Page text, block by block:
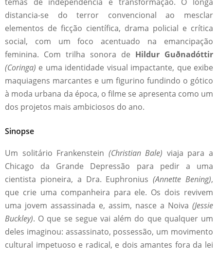
distancia-se do terror convencional ao mesclar
elementos de ficção científica, drama policial e crítica
social, com um foco acentuado na emancipação
feminina. Com trilha sonora de Hildur Guðnadóttir
(Coringa) e uma identidade visual impactante, que exibe
maquiagens marcantes e um figurino fundindo o gótico
à moda urbana da época, o filme se apresenta como um
dos projetos mais ambiciosos do ano.
Sinopse
Um solitário Frankenstein (Christian Bale) viaja para a
Chicago da Grande Depressão para pedir a uma
cientista pioneira, a Dra. Euphronius(Annette Bening),
que crie uma companheira para ele. Os dois revivem
uma jovem assassinada e, assim, nasce a Noiva (Jessie
Buckley). O que se segue vai além do que qualquer um
deles imaginou: assassinato, possessão, um movimento
cultural impetuoso e radical, e dois amantes fora da lei